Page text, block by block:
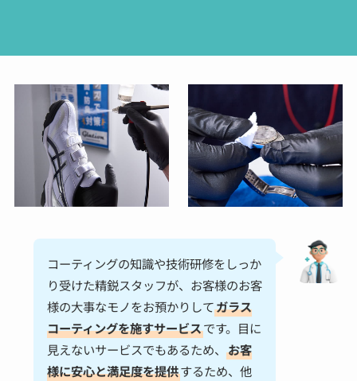
コーティングの知識や技術研修をしっか
り受けた精鋭スタッフが、お客様のお客
様の大事なモノをお預かりしてガラス
コーティングを施すサービスです。目に
見えないサービスでもあるため、 お客
様に安心と満足度を提供するため、他